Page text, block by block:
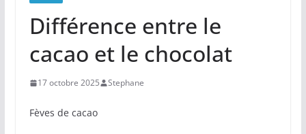
Différence entre le
cacao et le chocolat
17 octobre 2025 Stephane
Fèves de cacao